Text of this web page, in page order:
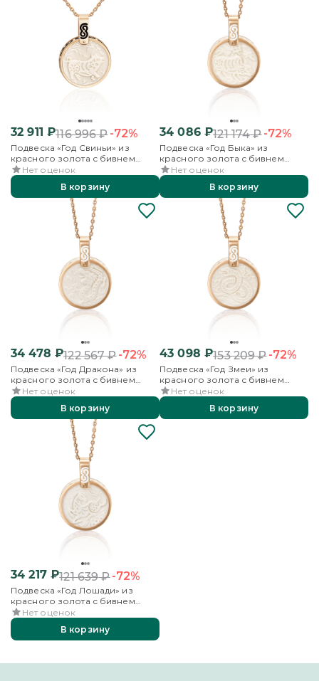
32 911 ₽116 996₽-72%
Подвеска «Год Свиньи» из
красного золота с бивнем
мамонта и эмалью
Нет оценок
В корзину
34 086₽121 174₽-72%
Подвеска «Год Быка» из
красного золота с бивнем
мамонта и эмалью
Нет оценок
В корзину
34 478 ₽122 567₽-72%
Подвеска «Год Дракона» из
красного золота с бивнем
мамонта и эмалью
Нет оценок
В корзину
43 098 ₽153 209₽-72%
Подвеска «Год Змеи» из
красного золота с бивнем
мамонта и эмалью
Нет оценок
В корзину
34 217₽121 639₽-72%
Подвеска «Год Лошади» из
красного золота с бивнем
мамонта и эмалью
Нет оценок
В корзину